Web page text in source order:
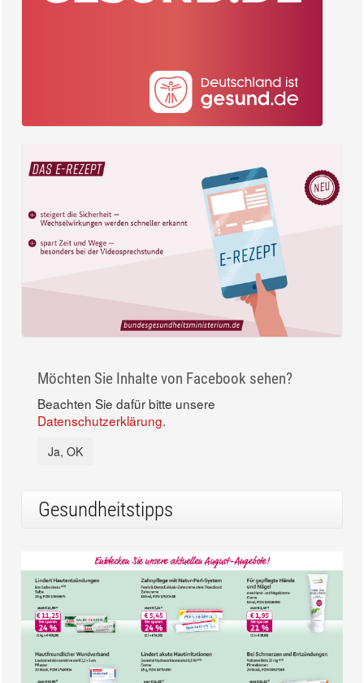
Möchten Sie Inhalte von Facebook sehen?
Beachten Sie dafür bitte unsere
Datenschutzerklärung.
Ja, OK
Gesundheitstipps